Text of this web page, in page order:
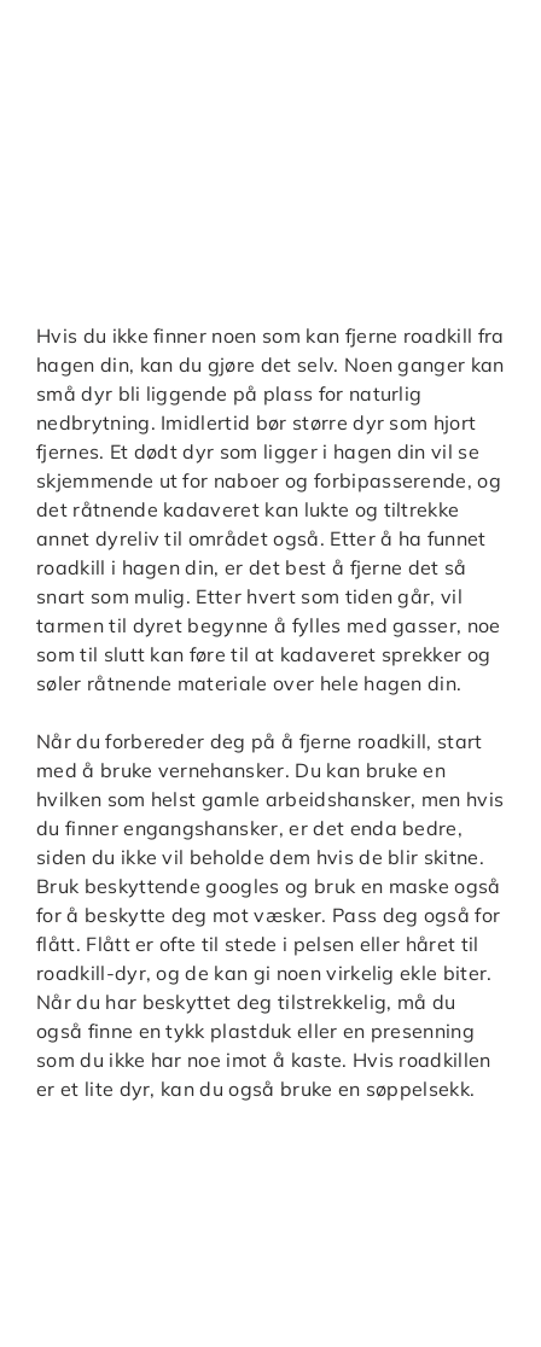
Hvis du ikke finner noen som kan fjerne roadkill fra
hagen din, kan du gjøre det selv. Noen ganger kan
små dyr bli liggende på plass for naturlig
nedbrytning. Imidlertid bør større dyr som hjort
fjernes. Et dødt dyr som ligger i hagen din vil se
skjemmende ut for naboer og forbipasserende, og
det råtnende kadaveret kan lukte og tiltrekke
annet dyreliv til området også. Etter å ha funnet
roadkill i hagen din, er det best å fjerne det så
snart som mulig. Etter hvert som tiden går, vil
tarmen til dyret begynne å fylles med gasser, noe
som til slutt kan føre til at kadaveret sprekker og
søler råtnende materiale over hele hagen din.
Når du forbereder deg på å fjerne roadkill, start
med å bruke vernehansker. Du kan bruke en
hvilken som helst gamle arbeidshansker, men hvis
du finner engangshansker, er det enda bedre,
siden du ikke vil beholde dem hvis de blir skitne.
Bruk beskyttende googles og bruk en maske også
for å beskytte deg mot væsker. Pass deg også for
flått. Flått er ofte til stede i pelsen eller håret til
roadkill-dyr, og de kan gi noen virkelig ekle biter.
Når du har beskyttet deg tilstrekkelig, må du
også finne en tykk plastduk eller en presenning
som du ikke har noe imot å kaste. Hvis roadkillen
er et lite dyr, kan du også bruke en søppelsekk.